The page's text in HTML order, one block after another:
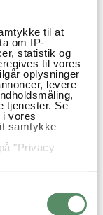
til at
om IP-
statistik og
til vores
oplysninger
levere
tjenester. Se
i vores
samtykke
"Privacy
din placering,
en scanning af
jo minidre